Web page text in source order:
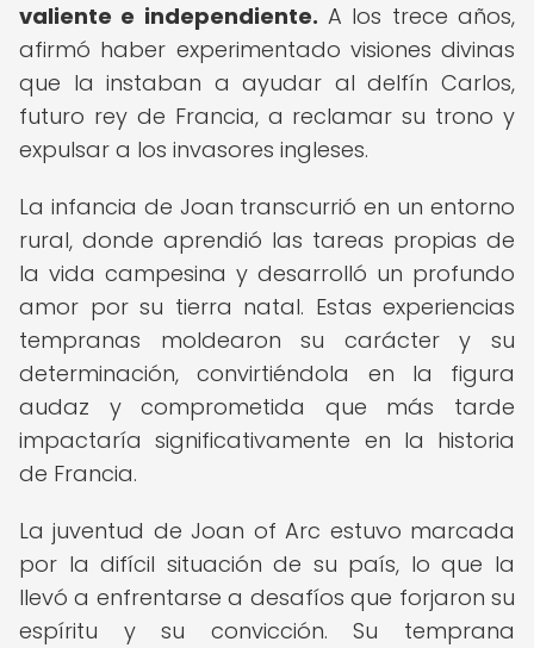
valiente e independiente. A los trece años,
afirmó haber experimentado visiones divinas
que la instaban a ayudar al delfín Carlos,
futuro rey de Francia, a reclamar su trono y
expulsar a los invasores ingleses.
La infancia de Joan transcurrió en un entorno
rural, donde aprendió las tareas propias de
la vida campesina y desarrolló un profundo
amor por su tierra natal. Estas experiencias
tempranas moldearon su carácter y su
determinación, convirtiéndola en la figura
audaz y comprometida que más tarde
impactaría significativamente en la historia
de Francia.
La juventud de Joan of Arc estuvo marcada
por la difícil situación de su país, lo que la
llevó a enfrentarse a desafíos que forjaron su
espíritu y su convicción. Su temprana